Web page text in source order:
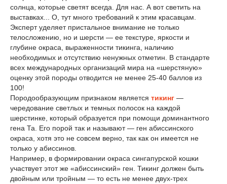
солнца, которые светят всегда. Для нас. А вот светить на
выставках... О, тут много требований к этим красавцам.
Эксперт уделяет пристальное внимание не только
телосложению, но и шерсти — ее текстуре, яркости и
глубине окраса, выраженности тикинга, наличию
необходимых и отсутствию ненужных отметин. В стандарте
всех международных организаций мира на «шерстяную»
оценку этой породы отводится не менее 25-40 баллов из
100!
Породообразующим признаком является тикинг —
чередование светлых и темных полосок на каждой
шерстинке, который образуется при помощи доминантного
гена Та. Его порой так и называют — ген абиссинского
окраса, хотя это не совсем верно, так как он имеется не
только у абиссинов.
Например, в формировании окраса сингапурской кошки
участвует этот же «абиссинский» ген. Тикинг должен быть
двойным или тройным — то есть не менее двух-трех